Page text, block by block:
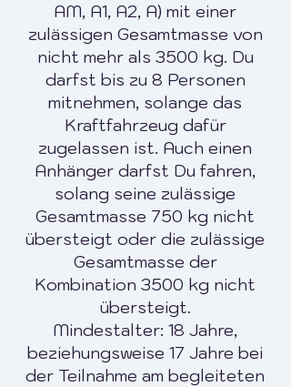
AM, A1, A2, A) mit einer
zulässigen Gesamtmasse von
nicht mehr als 3500 kg. Du
darfst bis zu 8 Personen
mitnehmen, solange das
Kraftfahrzeug dafür
zugelassen ist. Auch einen
Anhänger darfst Du fahren,
solang seine zulässige
Gesamtmasse 750 kg nicht
übersteigt oder die zulässige
Gesamtmasse der
Kombination 3500 kg nicht
übersteigt.
Mindestalter: 18 Jahre,
beziehungsweise 17 Jahre bei
der Teilnahme am begleiteten